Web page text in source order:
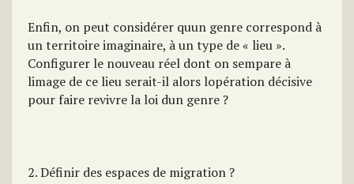
Enfin, on peut considérer quun genre correspond à
un territoire imaginaire, à un type de « lieu ».
Configurer le nouveau réel dont on sempare à
limage de ce lieu serait-il alors lopération décisive
pour faire revivre la loi dun genre ?
2. Définir des espaces de migration ?